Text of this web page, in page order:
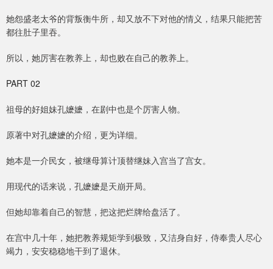
她怨盛老太爷的背叛衡牛所，却又放不下对他的情义，结果只能把苦
都往肚子里吞。
所以，她厉害在教养上，却也败在自己的教养上。
PART 02
祖母的好姐妹孔嬷嬷，在剧中也是个厉害人物。
原著中对孔嬷嬷的介绍，更为详细。
她本是一介民女，被继母算计顶替继妹入宫当了宫女。
用现代的话来说，孔嬷嬷是天崩开局。
但她却靠着自己的智慧，把这把烂牌给盘活了。
在宫中几十年，她把教养规矩学到极致，又洁身自好，侍奉贵人尽心
竭力，安安稳稳地干到了退休。